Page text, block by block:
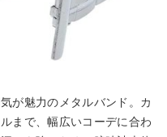
が魅力のメタルバンド。カ
まで、幅広いコーデに合わ